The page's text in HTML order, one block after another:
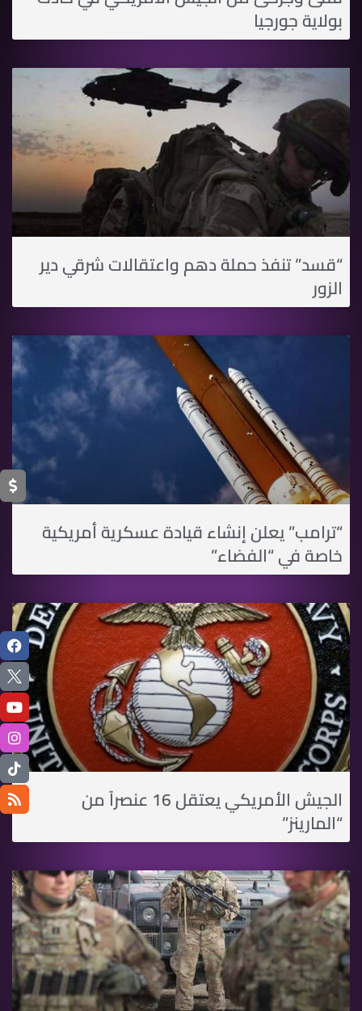
بولاية جورجيا
“قسد” تنفذ حملة دهم واعتقالات شرقي دير
الزور
“ترامب” يعلن إنشاء قيادة عسكرية أمريكية
خاصة في “الفضاء”
الجيش الأمريكي يعتقل 16 عنصراً من
“المارينز”